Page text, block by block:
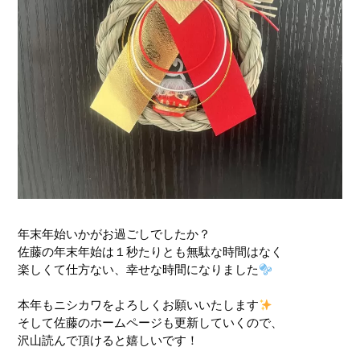
年末年始いかがお過ごしでしたか？
佐藤の年末年始は１秒たりとも無駄な時間はなく
楽しくて仕方ない、幸せな時間になりました
本年もニシカワをよろしくお願いいたします
そして佐藤のホームページも更新していくので、
沢山読んで頂けると嬉しいです！